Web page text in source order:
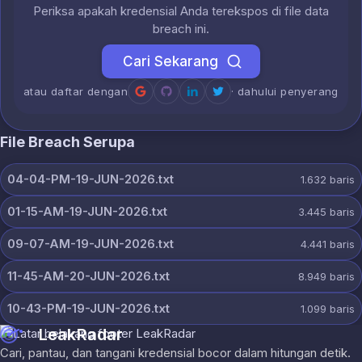
Periksa apakah kredensial Anda terekspos di file data
breach ini.
Cari Sekarang
atau daftar dengan · dahului penyerang
File Breach Serupa
04-04-PM-19-JUN-2026.txt 1.632 baris
01-15-AM-19-JUN-2026.txt 3.445 baris
09-07-AM-19-JUN-2026.txt 4.441 baris
11-45-AM-20-JUN-2026.txt 8.949 baris
10-43-PM-19-JUN-2026.txt 1.099 baris
LeakRadar
Cari, pantau, dan tangani kredensial bocor dalam hitungan detik.